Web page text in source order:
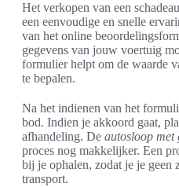
Het verkopen van een
een eenvoudige en snelle
van het online
gegevens van jouw voertuig
formulier helpt om de waarde
te bepalen.
Na het indienen van het
bod. Indien je akkoord gaat,
afhandeling. De autosloop met
proces nog makkelijker. Een
bij je ophalen, zodat je je geen
transport.